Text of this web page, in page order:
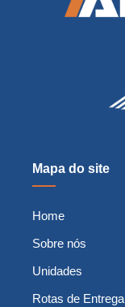
Mapa do site
Home
Sobre nós
Unidades
Rotas de Entrega